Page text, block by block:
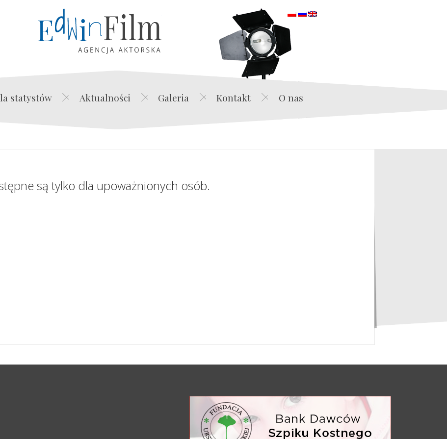
Edwin Film Agencja Aktorska
statystów Aktualności Galeria Kontakt O nas
są tylko dla upoważnionych osób.